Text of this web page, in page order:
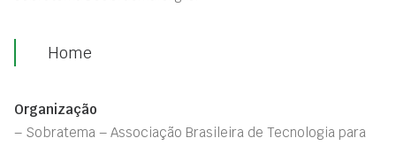
Home
Organização
– Sobratema – Associação Brasileira de Tecnologia para